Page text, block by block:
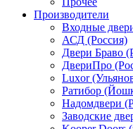
Производители
Входные
АСД (Россия)
Двери Браво
ДвериПро
Luxor
Ратибор
Надомдвери
Заводские